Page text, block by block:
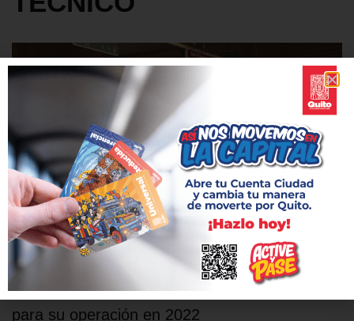
Metro de Quito ya tiene parámetros técnicos
para su operación en 2022